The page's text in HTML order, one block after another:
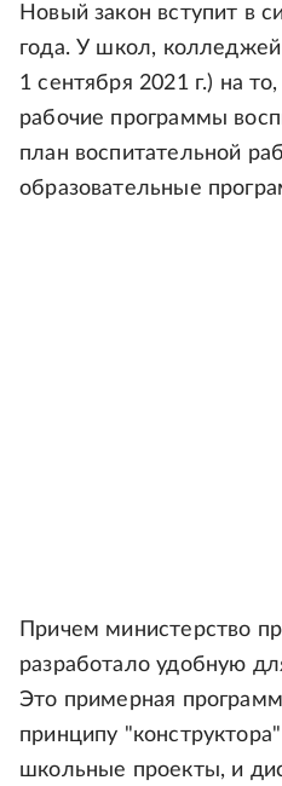
Новый закон вступит в
года. У школ, колледжей
1 сентября 2021 г.) на
рабочие программы
план воспитательной
образовательные
Причем министерство
разработало удобную
Это примерная
принципу
школьные проекты, и